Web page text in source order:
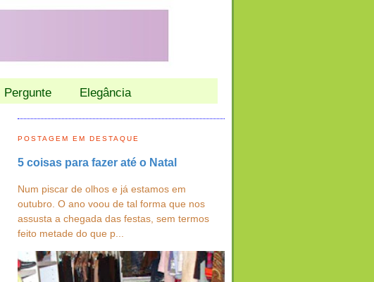
Pergunte Elegância
POSTAGEM EM DESTAQUE
5 coisas para fazer até o Natal
Num piscar de olhos e já estamos em
outubro. O ano voou de tal forma que nos
assusta a chegada das festas, sem termos
feito metade do que p...